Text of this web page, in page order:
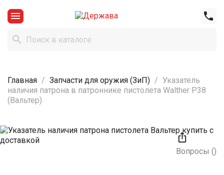



Главная Запчасти для оружия (ЗиП)
Указатель
наличия патрона в патроннике пистолета Walther P38
(Вальтер)

Вопросы ()